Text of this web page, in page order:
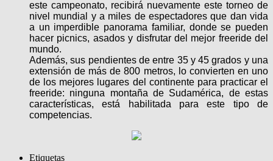
este campeonato, recibirá nuevamente este torneo de
nivel mundial y a miles de espectadores que dan vida
a un imperdible panorama familiar, donde se pueden
hacer picnics, asados y disfrutar del mejor freeride del
mundo.
Además, sus pendientes de entre 35 y 45 grados y una
extensión de más de 800 metros, lo convierten en uno
de los mejores lugares del continente para practicar el
freeride: ninguna montaña de Sudamérica, de estas
características, está habilitada para este tipo de
competencias.
Etiquetas